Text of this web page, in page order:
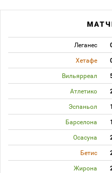
Леганес
Хетафе
Вильярреал
Атлетико
Эспаньол
Барселона
Осасуна
Бетис
Жирона